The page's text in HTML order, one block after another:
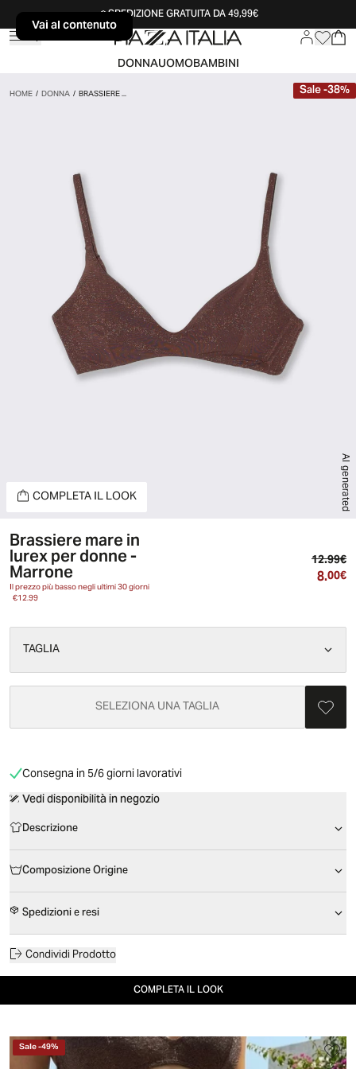
Vai al contenutoSPEDIZIONE GRATUITA DA 49,99€
DONNAUOMOBAMBINI
HOME/DONNA/BRASSIERE ...
AI generated
COMPLETA IL LOOK
Sale-38%
Brassiere mare in
lurex per donne -
Marrone
Il prezzo più basso negli ultimi 30 giorni
€12.99
12.99€
8.00€
TAGLIA
SELEZIONA UNA TAGLIA
Consegna in 5/6 giorni lavorativi
Vedi disponibilità in negozio
Descrizione
Composizione Origine
Spedizioni e resi
Condividi Prodotto
COMPLETA IL LOOK
Sale-49%
Vai al contenuto